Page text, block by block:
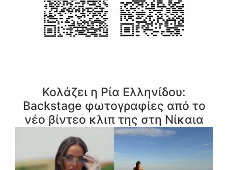
Κολάζει η Ρία Ελληνίδου:
Backstage φωτογραφίες από το
νέο βίντεο κλιπ της στη Νίκαια